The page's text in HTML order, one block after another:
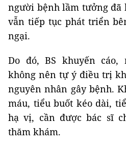
người bệnh lầm tưởng
vẫn tiếp tục phát triển
ngại.
Do đó, BS khuyến
không nên tự ý điều trị
nguyên nhân gây bệnh.
máu, tiểu buốt kéo dài,
hạ vị, cần được bác sĩ
thăm khám.